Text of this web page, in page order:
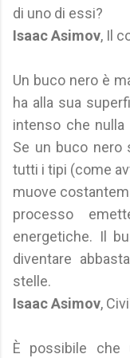
di uno di essi?
Isaac Asimov, Il
Un buco nero è
ha alla sua
intenso che
Se un buco nero
tutti i tipi (come
muove
processo
energetiche. Il
diventare
stelle.
Isaac Asimov,
È possibile che